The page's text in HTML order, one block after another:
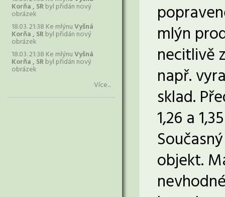
Korňa , SRbyl přidán nový
obrázek
18.03. 21:38 Ke mlýnuVyšná
Korňa , SRbyl přidán nový
obrázek
18.03. 21:38 Ke mlýnuVyšná
Korňa , SRbyl přidán nový
obrázek
Více...
mlýn
necitlivě
např.
sklad.
1,26 a
objekt.